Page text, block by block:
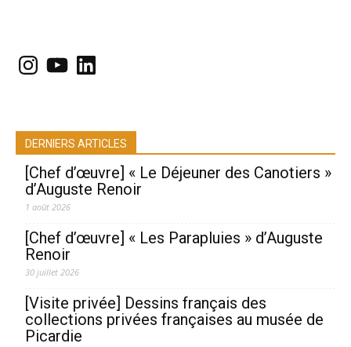
Instagram
YouTubeLinkedIn
DERNIERS ARTICLES
[Chef d’œuvre] « Le Déjeuner des Canotiers »
d’Auguste Renoir
1 août 2026
[Chef d’œuvre] « Les Parapluies » d’Auguste
Renoir
30 juillet 2026
[Visite privée] Dessins français des
collections privées françaises au musée de
Picardie